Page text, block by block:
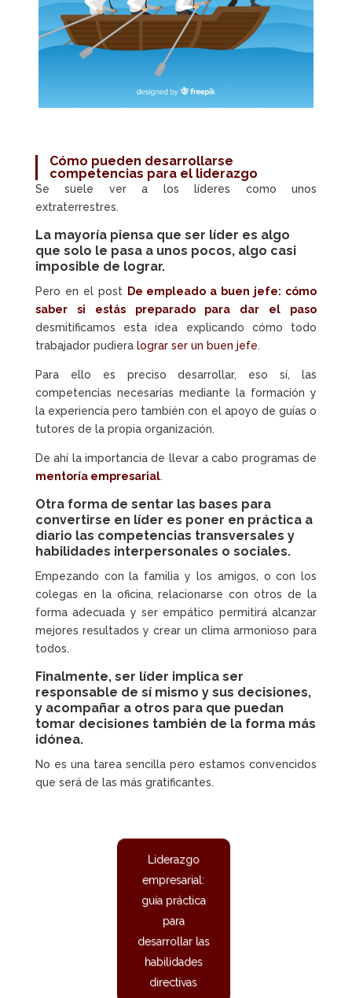
Cómo pueden desarrollarse
competencias para el liderazgo
Se suele ver a los líderes como unos
extraterrestres.
La mayoría piensa que ser líder es algo
que solo le pasa a unos pocos, algo casi
imposible de lograr.
Pero en el post De empleado a buen jefe: cómo
saber si estás preparado para dar el paso
desmitificamos esta idea explicando cómo todo
trabajador pudiera lograr ser un buen jefe.
Para ello es preciso desarrollar, eso sí, las
competencias necesarias mediante la formación y
la experiencia pero también con el apoyo de guías o
tutores de la propia organización.
De ahí la importancia de llevar a cabo programas de
mentoría empresarial.
Otra forma de sentar las bases para
convertirse en líder es poner en práctica a
diario las competencias transversales y
habilidades interpersonales o sociales.
Empezando con la familia y los amigos, o con los
colegas en la oficina, relacionarse con otros de la
forma adecuada y ser empático permitirá alcanzar
mejores resultados y crear un clima armonioso para
todos.
Finalmente, ser líder implica ser
responsable de sí mismo y sus decisiones,
y acompañar a otros para que puedan
tomar decisiones también de la forma más
idónea.
No es una tarea sencilla pero estamos convencidos
que será de las más gratificantes.
Liderazgo
empresarial:
guía práctica
para
desarrollar las
habilidades
directivas